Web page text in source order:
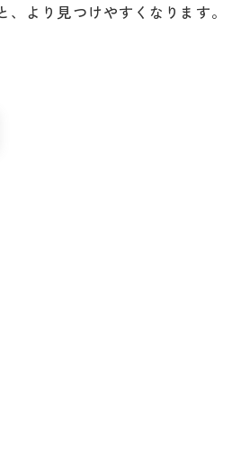
より見つけやすくなります。